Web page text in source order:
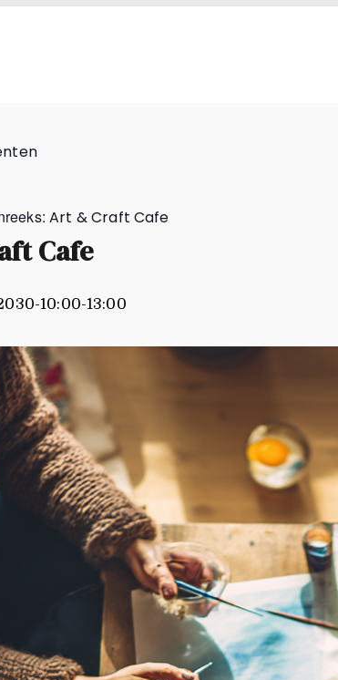
Art & Craft Cafe
Cafe
10:00-13:00